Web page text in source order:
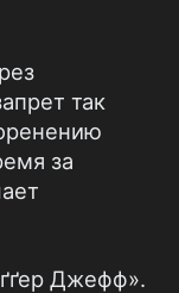
так
за
Джефф».